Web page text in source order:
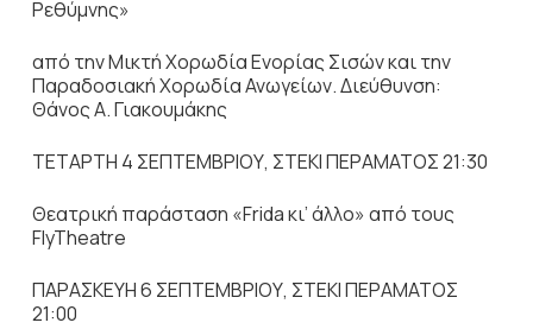
Ρεθύμνης»
από την Μικτή Χορωδία Ενορίας Σισών και την
Παραδοσιακή Χορωδία Ανωγείων. Διεύθυνση:
Θάνος Α. Γιακουμάκης
ΤΕΤΑΡΤΗ 4 ΣΕΠΤΕΜΒΡΙΟΥ, ΣΤΕΚΙ ΠΕΡΑΜΑΤΟΣ 21:30
Θεατρική παράσταση «Frida κι’ άλλο» από τους
FlyTheatre
ΠΑΡΑΣΚΕΥΗ 6 ΣΕΠΤΕΜΒΡΙΟΥ, ΣΤΕΚΙ ΠΕΡΑΜΑΤΟΣ
21:00